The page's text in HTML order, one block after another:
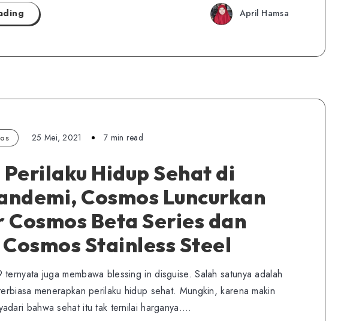
April Hamsa
25 Mei, 2021 7 min read
Perilaku Hidup Sehat di
Cosmos Luncurkan
Cosmos Beta Series dan
Stainless Steel
ternyata juga membawa blessing in disguise. Salah satunya adalah
menerapkan perilaku hidup sehat. Mungkin, karena makin
bahwa sehat itu tak ternilai harganya….